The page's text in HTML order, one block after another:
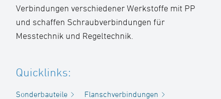
Verbindungen verschiedener Werkstoffe mit PP
und schaffen Schraubverbindungen für
Messtechnik und Regeltechnik.
Quicklinks:
Sonderbauteile
Flanschverbindungen